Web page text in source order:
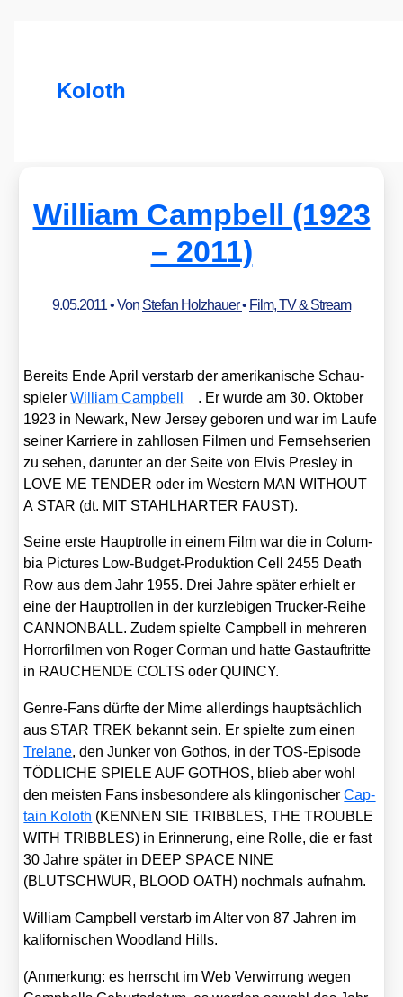
Koloth
William Campbell (1923
– 2011)
9.05.2011• Von Stefan Holzhauer• Film, TV & Stream
Bereits Ende April ver­starb der ame­ri­ka­ni­sche Schau­
spie­lerWil­liam Camp­bell
. Er wur­de am 30. Okto­ber
1923 in Newark, New Jer­sey gebo­ren und war im Lau­fe
sei­ner Kar­rie­re in zahl­lo­sen Fil­men und Fern­seh­se­ri­en
zu sehen, dar­un­ter an der Sei­te von Elvis Pres­ley in
LOVE ME TENDER oder im Wes­tern MAN WITHOUT
A STAR (dt. MIT STAHLHARTER FAUST).
Sei­ne ers­te Haupt­rol­le in einem Film war die in Colum­
bia Pic­tures Low-Bud­get-Pro­duk­ti­onCell 2455 Death
Row aus dem Jahr 1955. Drei Jah­re spä­ter erhielt er
eine der Haupt­rol­len in der kurz­le­bi­gen Tru­cker-Rei­he
CANNONBALL. Zudem spiel­te Camp­bell in meh­re­ren
Hor­ror­fil­men von Roger Cor­man und hat­te Gast­auf­trit­te
in RAUCHENDE COLTS oder QUINCY.
Gen­re-Fans dürf­te der Mime aller­dings haupt­säch­lich
aus STAR TREK bekannt sein. Er spiel­te zum einen
Tre­la­ne, den Jun­ker von Gothos, in der TOS-Epi­so­de
TÖDLICHE SPIELE AUF GOTHOS, blieb aber wohl
den meis­ten Fans ins­be­son­de­re als klin­go­ni­scherCap­
tain Koloth (KENNEN SIE TRIBBLES, THE TROUBLE
WITH TRIBBLES) in Erin­ne­rung, eine Rol­le, die er fast
30 Jah­re spä­ter in DEEP SPACE NINE
(BLUTSCHWUR, BLOOD OATH) noch­mals auf­nahm.
Wil­liam Camp­bell ver­starb im Alter von 87 Jah­ren im
kali­for­ni­schen Wood­land Hills.
(Anmer­kung: es herrscht im Web Ver­wir­rung wegen